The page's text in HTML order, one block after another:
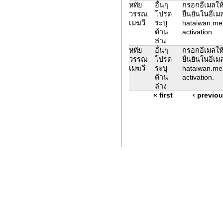
หทัย
วรรณ
เมฆวี
อื่นๆ
โปรด
ระบุ
ด้าน
ล่าง
กรอกอีเมลใ
ยืนยันในอีเม
activation.
หทัย
วรรณ
เมฆวี
อื่นๆ
โปรด
ระบุ
ด้าน
ล่าง
กรอกอีเมลใ
ยืนยันในอีเม
activation.
« first ‹